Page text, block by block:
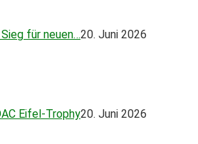
für neuen…20. Juni 2026
Eifel-Trophy20. Juni 2026